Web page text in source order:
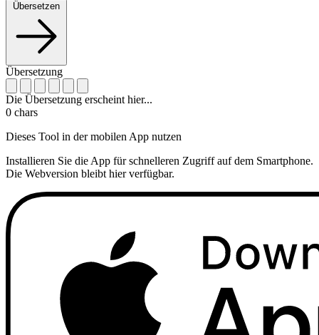
Übersetzen
Übersetzung
Die Übersetzung erscheint hier...
0 chars
Dieses Tool in der mobilen App nutzen
Installieren Sie die App für schnelleren Zugriff auf dem Smartphone.
Die Webversion bleibt hier verfügbar.